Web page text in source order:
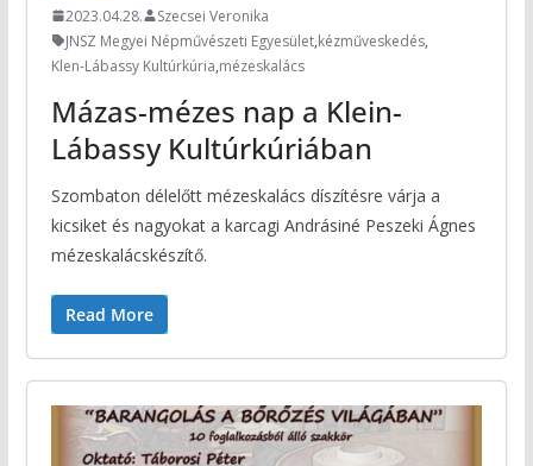
2023.04.28.
Szecsei Veronika
JNSZ Megyei Népművészeti Egyesület,kézműveskedés,
Klen-Lábassy Kultúrkúria,mézeskalács
Mázas-mézes nap a Klein-
Lábassy Kultúrkúriában
Szombaton délelőtt mézeskalács díszítésre várja a
kicsiket és nagyokat a karcagi Andrásiné Peszeki Ágnes
mézeskalácskészítő.
Read More